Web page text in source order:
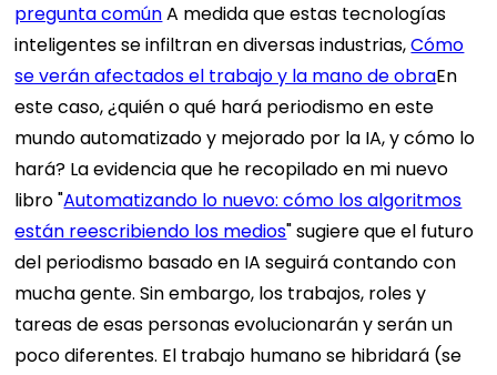
pregunta comúnA medida que estas tecnologías
inteligentes se infiltran en diversas industrias,Cómo
se verán afectados el trabajo y la mano de obraEn
este caso, ¿quién o qué hará periodismo en este
mundo automatizado y mejorado por la IA, y cómo lo
hará? La evidencia que he recopilado en mi nuevo
libro "Automatizando lo nuevo: cómo los algoritmos
están reescribiendo los medios" sugiere que el futuro
del periodismo basado en IA seguirá contando con
mucha gente. Sin embargo, los trabajos, roles y
tareas de esas personas evolucionarán y serán un
poco diferentes. El trabajo humano se hibridará (se